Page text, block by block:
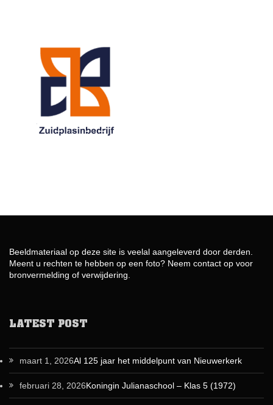
Beeldmateriaal op deze site is veelal aangeleverd door derden.
Meent u rechten te hebben op een foto? Neem contact op voor
bronvermelding of verwijdering.
LATEST POST
Al 125 jaar het middelpunt van Nieuwerkerk
maart 1, 2026
Koningin Julianaschool – Klas 5 (1972)
februari 28, 2026